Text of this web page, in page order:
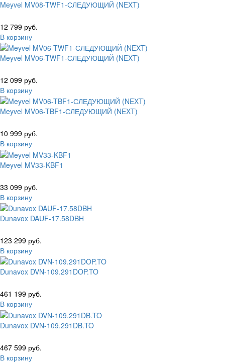
Meyvel MV08-TWF1-СЛЕДУЮЩИЙ (NEXT)
12 799 руб.
В корзину
Meyvel MV06-TWF1-СЛЕДУЮЩИЙ (NEXT)
12 099 руб.
В корзину
Meyvel MV06-TBF1-СЛЕДУЮЩИЙ (NEXT)
10 999 руб.
В корзину
Meyvel MV33-KBF1
33 099 руб.
В корзину
Dunavox DAUF-17.58DBH
123 299 руб.
В корзину
Dunavox DVN-109.291DOP.TO
461 199 руб.
В корзину
Dunavox DVN-109.291DB.TO
467 599 руб.
В корзину